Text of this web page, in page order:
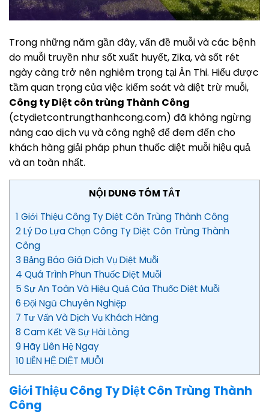
Trong những năm gần đây, vấn đề muỗi và các bệnh
do muỗi truyền như sốt xuất huyết, Zika, và sốt rét
ngày càng trở nên nghiêm trọng tại Ân Thi. Hiểu được
tầm quan trọng của việc kiểm soát và diệt trừ muỗi,
Công ty Diệt côn trùng Thành Công
(ctydietcontrungthanhcong.com) đã không ngừng
nâng cao dịch vụ và công nghệ để đem đến cho
khách hàng giải pháp phun thuốc diệt muỗi hiệu quả
và an toàn nhất.
NỘI DUNG TÓM TẮT
1 Giới Thiệu Công Ty Diệt Côn Trùng Thành Công
2 Lý Do Lựa Chọn Công Ty Diệt Côn Trùng Thành
Công
3 Bảng Báo Giá Dịch Vụ Diệt Muỗi
4 Quá Trình Phun Thuốc Diệt Muỗi
5 Sự An Toàn Và Hiệu Quả Của Thuốc Diệt Muỗi
6 Đội Ngũ Chuyên Nghiệp
7 Tư Vấn Và Dịch Vụ Khách Hàng
8 Cam Kết Về Sự Hài Lòng
9 Hãy Liên Hệ Ngay
10 LIÊN HỆ DIỆT MUỖI
Giới Thiệu Công Ty Diệt Côn Trùng Thành
Công